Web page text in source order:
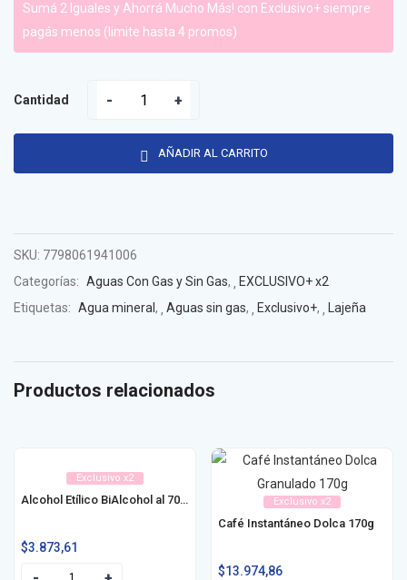
Sumá 2 Iguales y Ahorrá Mucho Más! con Exclusivo+ siempre
pagás menos (limite hasta 4 promos)
Cantidad
AÑADIR AL CARRITO
SKU: 7798061941006
Categorías: Aguas Con Gas y Sin Gas,
EXCLUSIVO+ x2
Etiquetas: Agua mineral, Aguas sin gas, Exclusivo+, Lajeña
Productos relacionados
Exclusivo x2
Alcohol Etílico BiAlcohol al 70% 500ml
$3.873,61
Exclusivo x2
Café Instantáneo Dolca 170g
$13.974,86